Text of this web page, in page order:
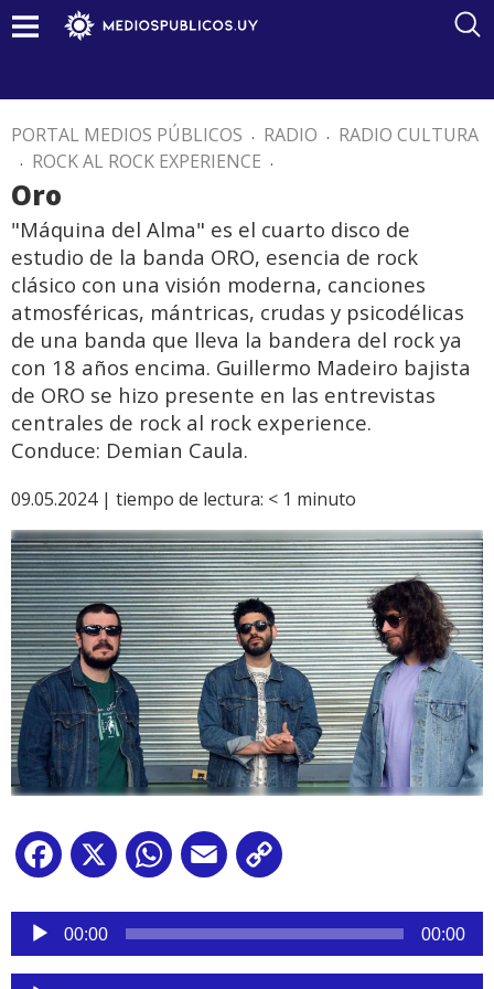
PORTAL MEDIOS PÚBLICOS . RADIO . RADIO CULTURA
. ROCK AL ROCK EXPERIENCE .
Oro
"Máquina del Alma" es el cuarto disco de
estudio de la banda ORO, esencia de rock
clásico con una visión moderna, canciones
atmosféricas, mántricas, crudas y psicodélicas
de una banda que lleva la bandera del rock ya
con 18 años encima. Guillermo Madeiro bajista
de ORO se hizo presente en las entrevistas
centrales de rock al rock experience.
Conduce: Demian Caula.
09.05.2024 | tiempo de lectura: < 1 minuto
Facebook
X WhatsApp
Email
Reproductor
audio
00:00 00:00